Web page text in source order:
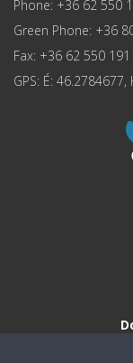
Phone: +36 62 550
Green Phone: +36
Fax: +36 62 550 191
GPS: É: 46.2784677,